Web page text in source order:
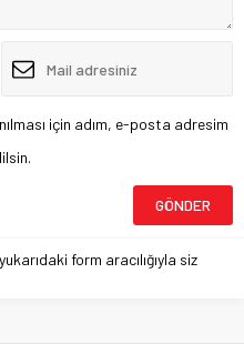
için adım, e-posta adresim
form aracılığıyla siz